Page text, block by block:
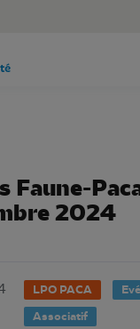
Aller au
Faune-
2024
LPO PACA
Associatif